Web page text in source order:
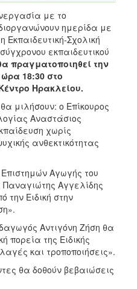
με το
ημερίδα με
Εκπαιδευτική-Σχολική
εκπαιδευτικού
πραγματοποιηθεί την
ώρα 18:30 στο
Ηρακλείου.
μιλήσουν: ο Επίκουρος
Αναστάσιος
χωρίς
ανθεκτικότητας
Αγωγής του
Αγγελίδης
την Ειδική στην
Αντιγόνη Ζήση θα
πορεία της Ειδικής
και τροποποιήσεις».
θα δοθούν βεβαιώσεις